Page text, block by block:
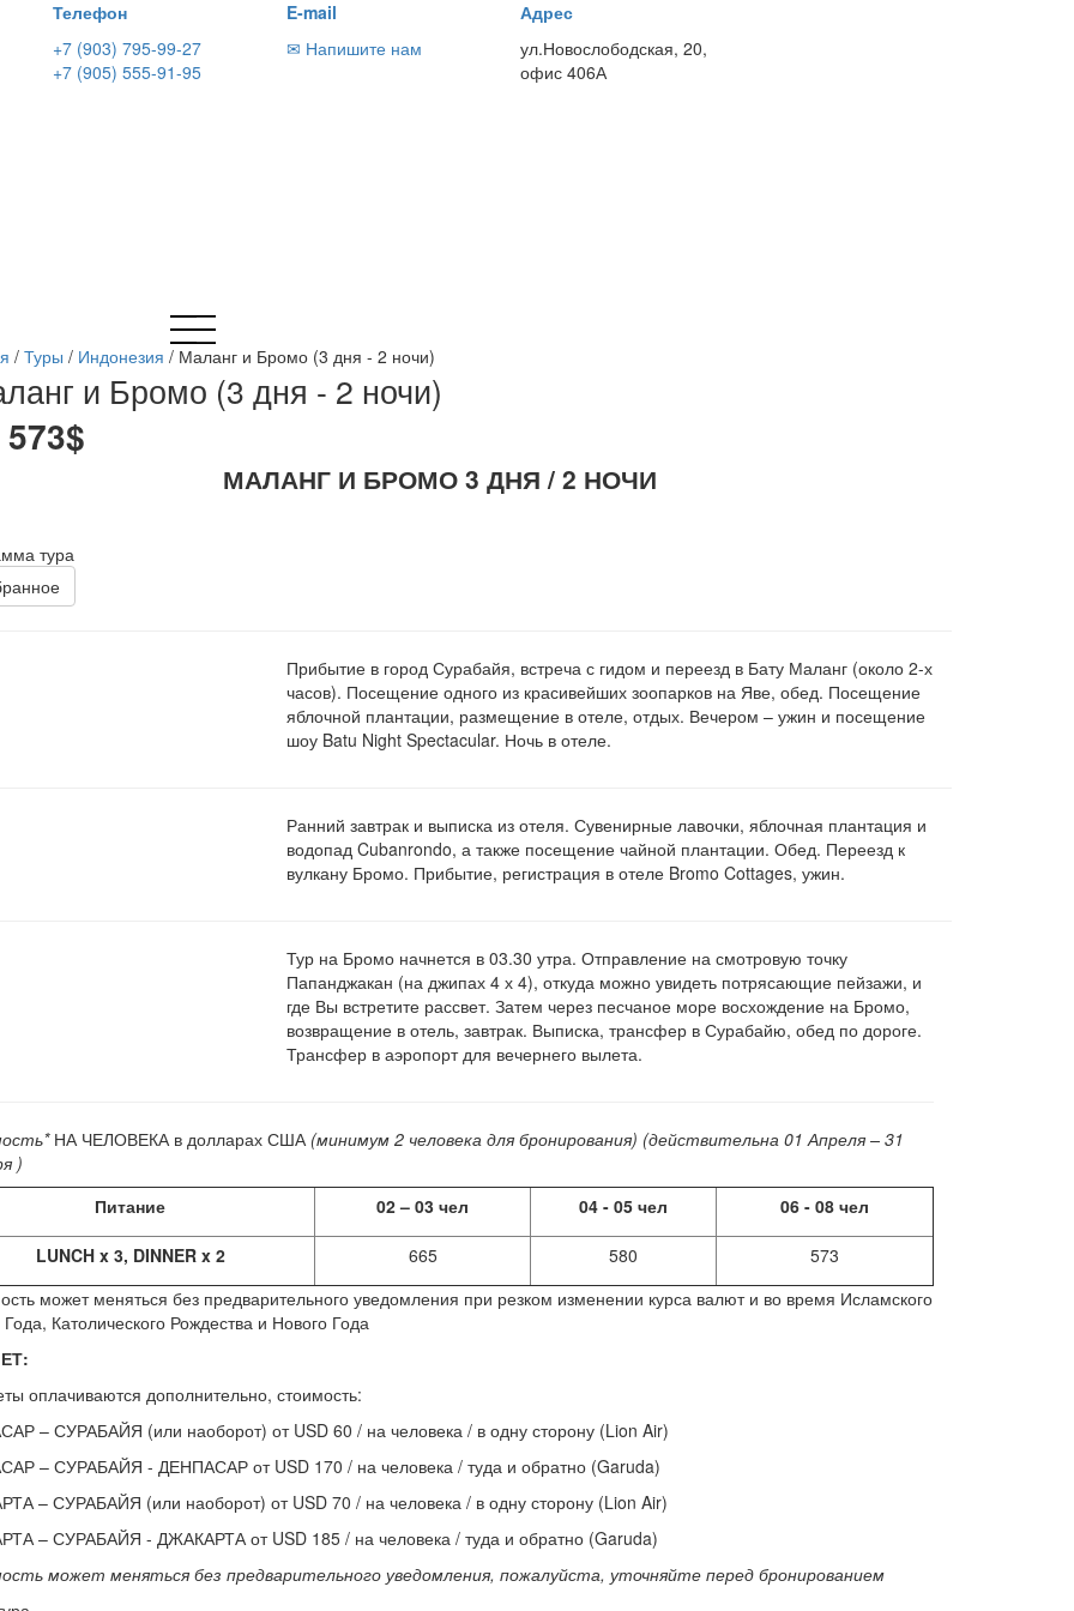
Телефон
+7 (903) 795-99-27
+7 (905) 555-91-95
E-mail
✉ Напишите нам
Адрес
ул.Новослободская, 20,
офис 406А
/ Туры / Индонезия / Маланг и Бромо (3 дня - 2 ночи)
и Бромо (3 дня - 2 ночи)
МАЛАНГ И БРОМО 3 ДНЯ / 2 НОЧИ
тура
Прибытие в город Сурабайя, встреча с гидом и переезд в Бату Маланг (около 2-х
часов). Посещение одного из красивейших зоопарков на Яве, обед. Посещение
яблочной плантации, размещение в отеле, отдых. Вечером – ужин и посещение
шоу Batu Night Spectacular. Ночь в отеле.
Ранний завтрак и выписка из отеля. Сувенирные лавочки, яблочная плантация и
водопад Cubanrondo, а также посещение чайной плантации. Обед. Переезд к
вулкану Бромо. Прибытие, регистрация в отеле Bromo Cottages, ужин.
Тур на Бромо начнется в 03.30 утра. Отправление на смотровую точку
Папанджакан (на джипах 4 х 4), откуда можно увидеть потрясающие пейзажи, и
где Вы встретите рассвет. Затем через песчаное море восхождение на Бромо,
возвращение в отель, завтрак. Выписка, трансфер в Сурабайю, обед по дороге.
Трансфер в аэропорт для вечернего вылета.
НА ЧЕЛОВЕКА в долларах США(минимум 2 человека для бронирования) (действительна 01 Апреля – 31
)
Питание
02 – 03 чел 04 - 05 чел 06 - 08 чел
LUNCH x 3, DINNER x 2 665 580
573
может меняться без предварительного уведомления при резком изменении курса валют и во время Исламского
Католического Рождества и Нового Года
оплачиваются дополнительно, стоимость:
– СУРАБАЙЯ (или наоборот) от USD 60 / на человека / в одну сторону (Lion Air)
– СУРАБАЙЯ - ДЕНПАСАР от USD 170 / на человека / туда и обратно (Garuda)
– СУРАБАЙЯ (или наоборот) от USD 70 / на человека / в одну сторону (Lion Air)
– СУРАБАЙЯ - ДЖАКАРТА от USD 185 / на человека / туда и обратно (Garuda)
может меняться без предварительного уведомления, пожалуйста, уточняйте перед бронированием